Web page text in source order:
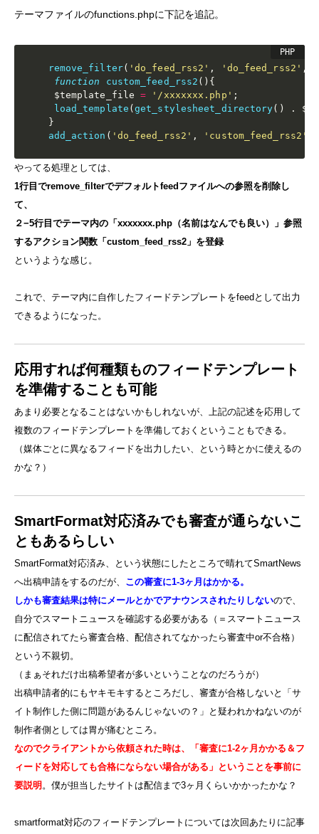
テーマファイルのfunctions.phpに下記を追記。
remove_filter( 'do_feed_rss2' , 'do_feed_rss2' ,
function
custom_feed_rss2 ( ) {
$template_file
= '/xxxxxxx.php' ;
load_template (get_stylesheet_directory( ) .
}
add_action ( 'do_feed_rss2' , 'custom_feed_rss2'
やってる処理としては、
1行目でremove_filterでデフォルトfeedファイルへの参照を削除し
て、
２−5行目でテーマ内の「xxxxxxx.php（名前はなんでも良い）」参照
するアクション関数「custom_feed_rss2」を登録
というような感じ。
これで、テーマ内に自作したフィードテンプレートをfeedとして出力
できるようになった。
応用すれば何種類ものフィードテンプレート
を準備することも可能
あまり必要となることはないかもしれないが、上記の記述を応用して
複数のフィードテンプレートを準備しておくということもできる。
（媒体ごとに異なるフィードを出力したい、という時とかに使えるの
かな？）
SmartFormat対応済みでも審査が通らないこ
ともあるらしい
SmartFormat対応済み、という状態にしたところで晴れてSmartNews
へ出稿申請をするのだが、 この審査に1-3ヶ月はかかる。
しかも審査結果は特にメールとかでアナウンスされたりしないので、
自分でスマートニュースを確認する必要がある（＝スマートニュース
に配信されてたら審査合格、配信されてなかったら審査中or不合格）
という不親切。
（まぁそれだけ出稿希望者が多いということなのだろうが）
出稿申請者的にもヤキモキするところだし、審査が合格しないと「サ
イト制作した側に問題があるんじゃないの？」と疑われかねないのが
制作者側としては胃が痛むところ。
なのでクライアントから依頼された時は、「審査に1-2ヶ月かかる＆フ
ィードを対応しても合格にならない場合がある」ということを事前に
要説明 。僕が担当したサイトは配信まで3ヶ月くらいかかったかな？
smartformat対応のフィードテンプレートについては次回あたりに記事